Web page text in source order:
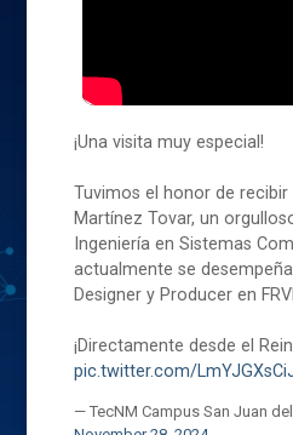
¡Una visita muy especial!
Tuvimos el honor de recibir
Martínez Tovar, un
Ingeniería en Sistemas
actualmente se
Designer y Producer en
¡Directamente desde el
pic.twitter.com/
— TecNM Campus San Juan